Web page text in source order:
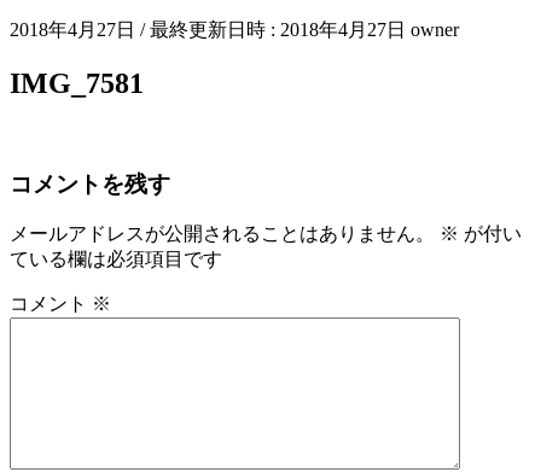
2018年4月27日 / 最終更新日時 : 2018年4月27日 owner
IMG_7581
コメントを残す
メールアドレスが公開されることはありません。 ※ が付い
ている欄は必須項目です
コメント ※